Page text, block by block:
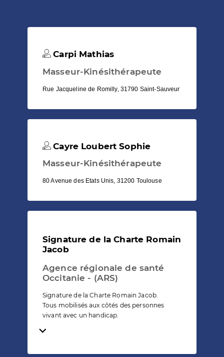
Carpi Mathias
Masseur-Kinésithérapeute
Rue Jacqueline de Romilly, 31790 Saint-Sauveur
Cayre Loubert Sophie
Masseur-Kinésithérapeute
80 Avenue des Etats Unis, 31200 Toulouse
Signature de la Charte Romain
Jacob
Agence régionale de santé
Occitanie - (ARS)
Signature de la Charte Romain Jacob.
Tous mobilisés aux côtés des personnes
vivant avec un handicap.
Temps de lecture